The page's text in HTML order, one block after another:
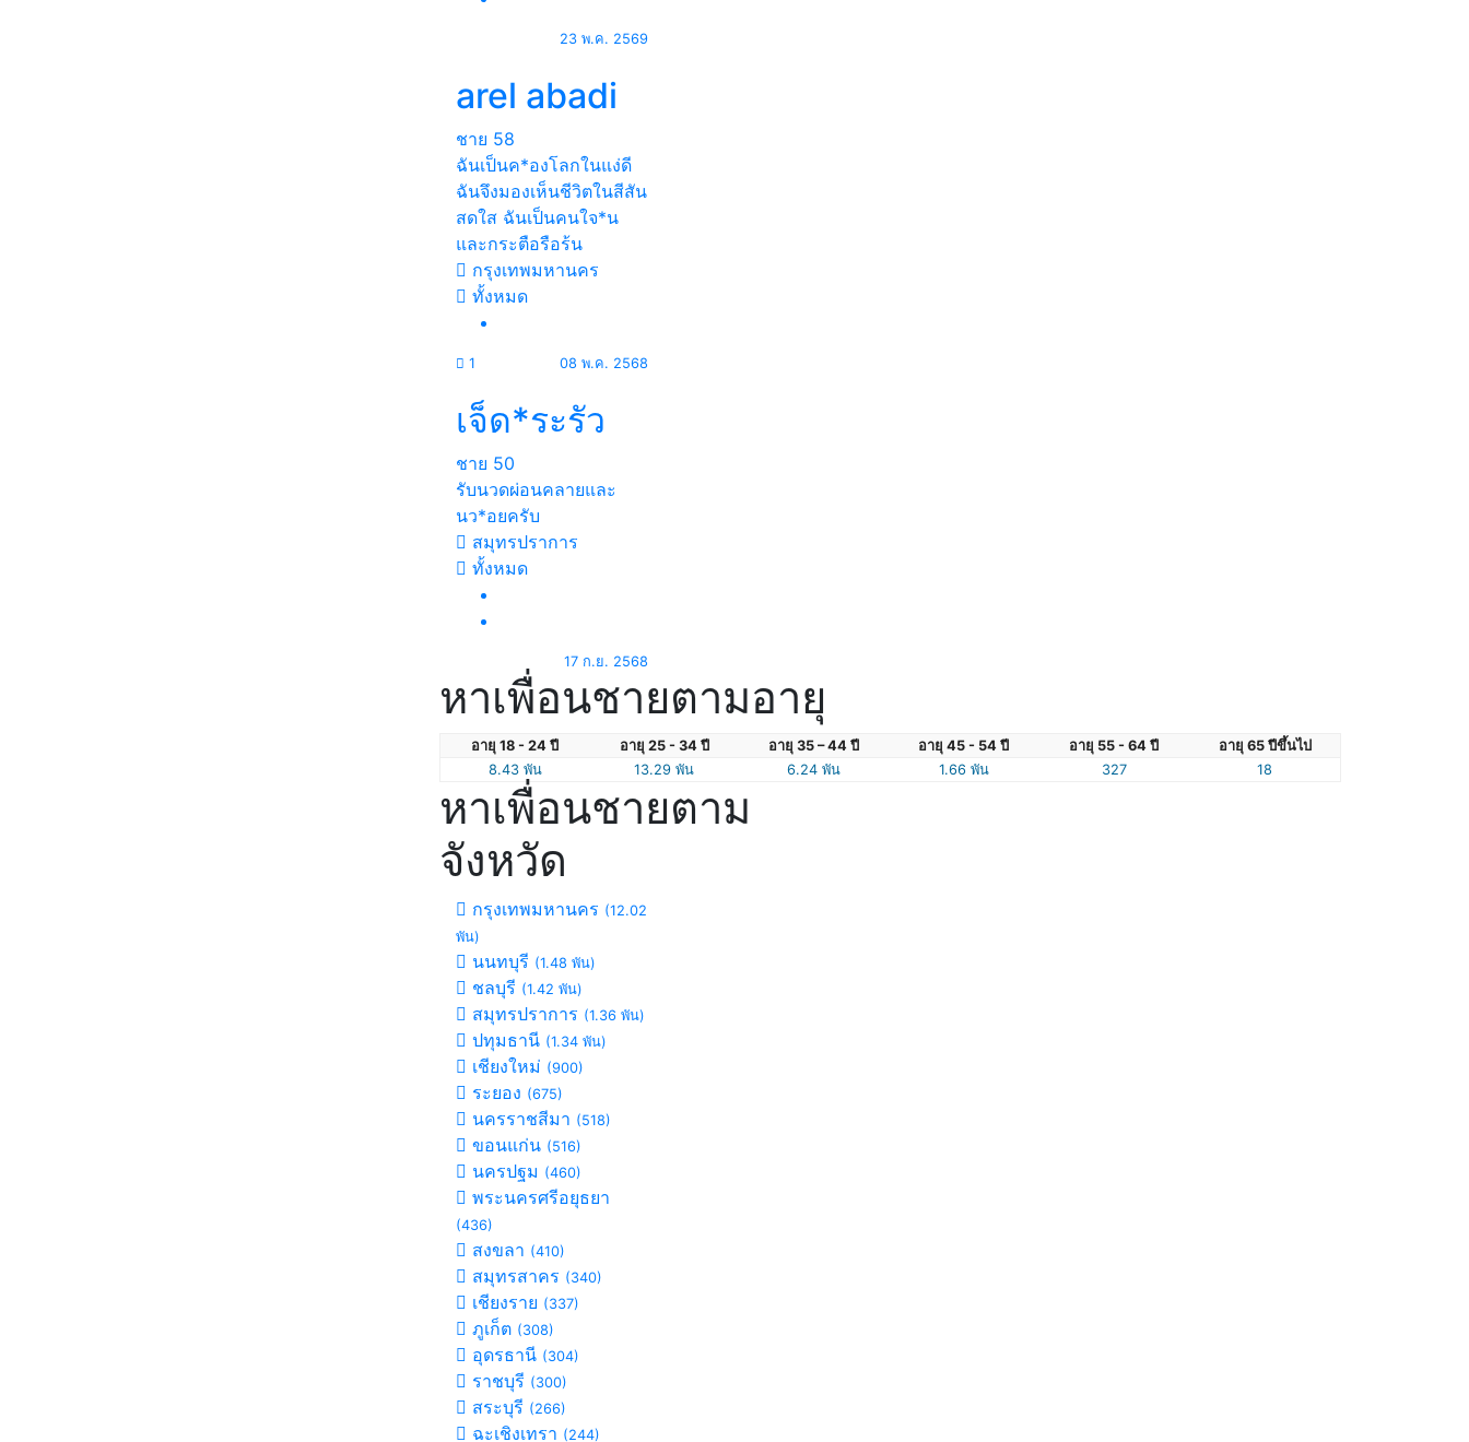
23 พ.ค. 2569
arel abadi
ชาย 58
ฉันเป็นค*องโลกในแง่ดี
ฉันจึงมองเห็นชีวิตในสีสัน
สดใส ฉันเป็นคนใจ*น
และกระตือรือร้น
กรุงเทพมหานคร
ทั้งหมด
1 08 พ.ค. 2568
เจ็ด*ระรัว
ชาย 50
รับนวดผ่อนคลายและ
นว*อยครับ
สมุทรปราการ
ทั้งหมด
17 ก.ย. 2568
หาเพื่อนชายตามอายุ
อายุ 18 - 24 ปี อายุ 25 - 34 ปี อายุ 35 – 44 ปี อายุ 45 - 54 ปี อายุ 55 - 64 ปี
อายุ 65 ปีขึ้นไป
8.43 พัน
13.29 พัน 6.24 พัน 1.66 พัน 327 18
หาเพื่อนชายตาม
จังหวัด
กรุงเทพมหานคร (12.02
พัน)
นนทบุรี (1.48 พัน)
ชลบุรี (1.42 พัน)
สมุทรปราการ (1.36 พัน)
ปทุมธานี (1.34 พัน)
เชียงใหม่ (900)
ระยอง (675)
นครราชสีมา (518)
ขอนแก่น (516)
นครปฐม (460)
พระนครศรีอยุธยา
(436)
สงขลา (410)
สมุทรสาคร (340)
เชียงราย (337)
ภูเก็ต (308)
อุดรธานี (304)
ราชบุรี (300)
สระบุรี (266)
ฉะเชิงเทรา (244)